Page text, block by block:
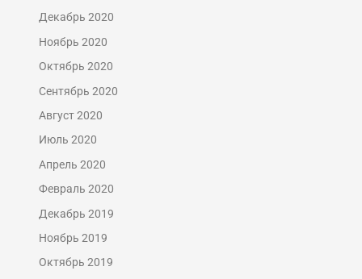
Декабрь 2020
Ноябрь 2020
Октябрь 2020
Сентябрь 2020
Август 2020
Июль 2020
Апрель 2020
Февраль 2020
Декабрь 2019
Ноябрь 2019
Октябрь 2019